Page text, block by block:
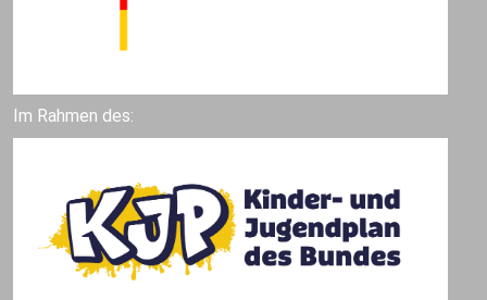
Im Rahmen des: